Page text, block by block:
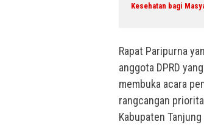
Kesehatan bagi
Rapat Paripurna
anggota DPRD
membuka acara
rangcangan
Kabupaten